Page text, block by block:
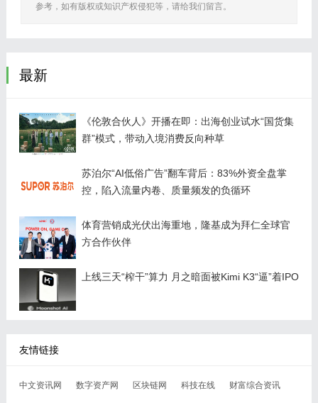
参考，如有版权或知识产权侵犯等，请给我们留言。
最新
《伦敦合伙人》开播在即：出海创业试水“国货集
群”模式，带动入境消费反向种草
苏泊尔“AI低俗广告”翻车背后：83%外资全盘掌
控，陷入流量内卷、质量频发的负循环
体育营销成光伏出海重地，隆基成为拜仁全球官
方合作伙伴
上线三天“榨干”算力 月之暗面被Kimi K3“逼”着IPO
友情链接
中文资讯网 数字资产网 区块链网 科技在线 财富综合资讯